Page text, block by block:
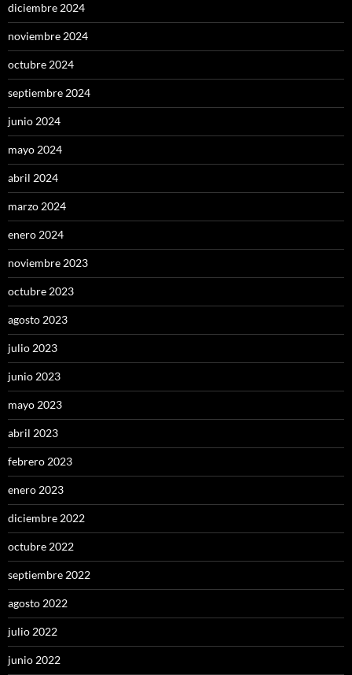
diciembre 2024
noviembre 2024
octubre 2024
septiembre 2024
junio 2024
mayo 2024
abril 2024
marzo 2024
enero 2024
noviembre 2023
octubre 2023
agosto 2023
julio 2023
junio 2023
mayo 2023
abril 2023
febrero 2023
enero 2023
diciembre 2022
octubre 2022
septiembre 2022
agosto 2022
julio 2022
junio 2022